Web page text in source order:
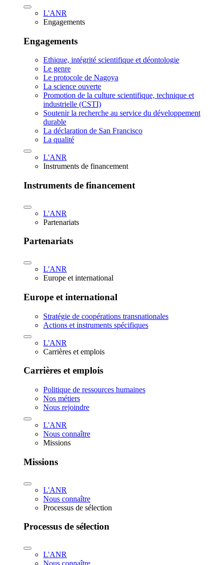
L'ANR
Engagements
Engagements
Ethique, intégrité scientifique et déontologie
Le genre
Le protocole de Nagoya
La science ouverte
Promotion de la culture scientifique, technique et
industrielle (CSTI)
Soutenir la recherche au service du développement
durable
La déclaration de San Francisco
La qualité
L'ANR
Instruments de financement
Instruments de financement
L'ANR
Partenariats
Partenariats
L'ANR
Europe et international
Europe et international
Stratégie de coopérations transnationales
Actions et instruments spécifiques
L'ANR
Carrières et emplois
Carrières et emplois
Politique de ressources humaines
Nos métiers
Nous rejoindre
L'ANR
Nous connaître
Missions
Missions
L'ANR
Nous connaître
Processus de sélection
Processus de sélection
L'ANR
Nous connaître